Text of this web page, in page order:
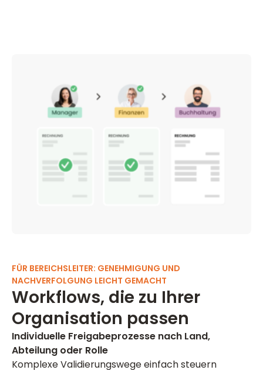
FÜR BEREICHSLEITER: GENEHMIGUNG UND
NACHVERFOLGUNG LEICHT GEMACHT
Workflows, die zu Ihrer
Organisation passen
Individuelle Freigabeprozesse nach Land,
Abteilung oder Rolle
Komplexe Validierungswege einfach steuern